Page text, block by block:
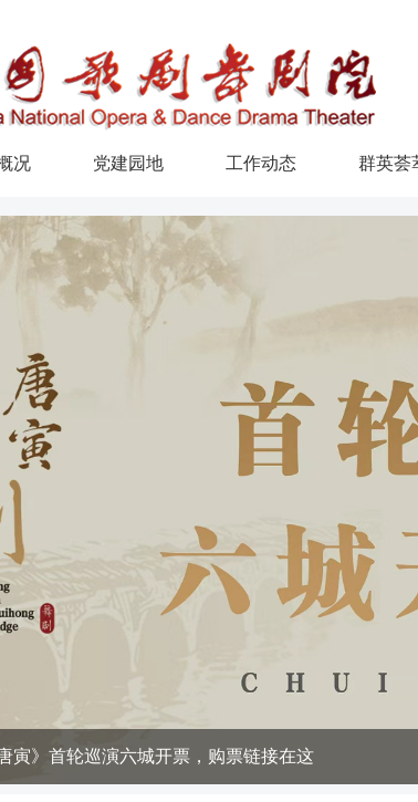
况 党建园地 工作动态 群英荟
寅》首轮巡演六城开票，购票链接在这